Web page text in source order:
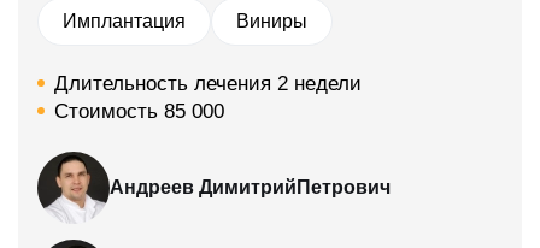
Имплантация Виниры
Длительность лечения 2 недели
Стоимость 85 000
Андреев Димитрий Петрович